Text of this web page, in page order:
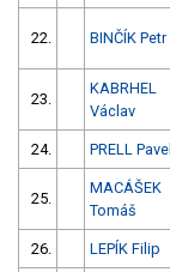
22. BINČÍK Petr
23.
KABRHEL
Václav
24. PRELL Pavel
25.
MACÁŠEK
Tomáš
26. LEPÍK Filip